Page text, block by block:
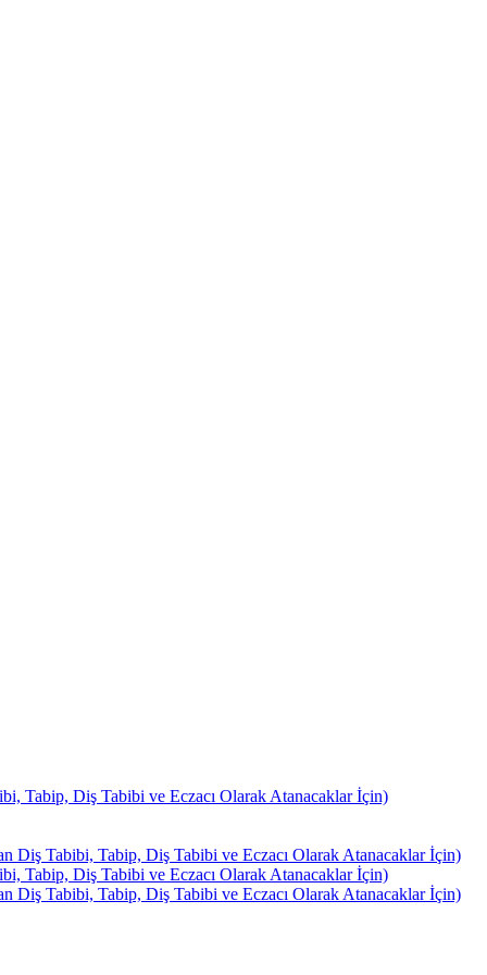
Tabip, Diş Tabibi ve Eczacı Olarak Atanacaklar İçin)
Diş Tabibi, Tabip, Diş Tabibi ve Eczacı Olarak Atanacaklar İçin)
Tabip, Diş Tabibi ve Eczacı Olarak Atanacaklar İçin)
Diş Tabibi, Tabip, Diş Tabibi ve Eczacı Olarak Atanacaklar İçin)